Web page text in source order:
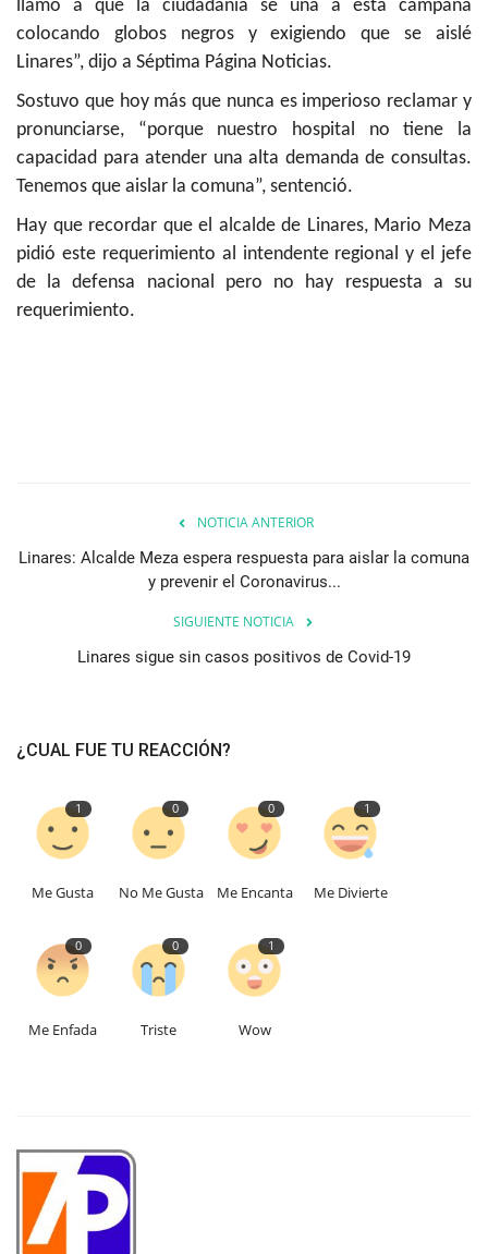
llamo a que la ciudadanía se una a esta campaña
colocando globos negros y exigiendo que se aislé
Linares”, dijo a Séptima Página Noticias.
Sostuvo que hoy más que nunca es imperioso reclamar y
pronunciarse, “porque nuestro hospital no tiene la
capacidad para atender una alta demanda de consultas.
Tenemos que aislar la comuna”, sentenció.
Hay que recordar que el alcalde de Linares, Mario Meza
pidió este requerimiento al intendente regional y el jefe
de la defensa nacional pero no hay respuesta a su
requerimiento.
NOTICIA ANTERIOR
Linares: Alcalde Meza espera respuesta para aislar la comuna
y prevenir el Coronavirus...
SIGUIENTE NOTICIA
Linares sigue sin casos positivos de Covid-19
¿CUAL FUE TU REACCIÓN?
1
Me Gusta
0
No Me Gusta
0
Me Encanta
1
Me Divierte
0
Me Enfada
0
Triste
1
Wow